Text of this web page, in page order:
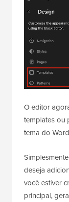
O editor
templates ou
tema do
deseja
você estiver
principal,